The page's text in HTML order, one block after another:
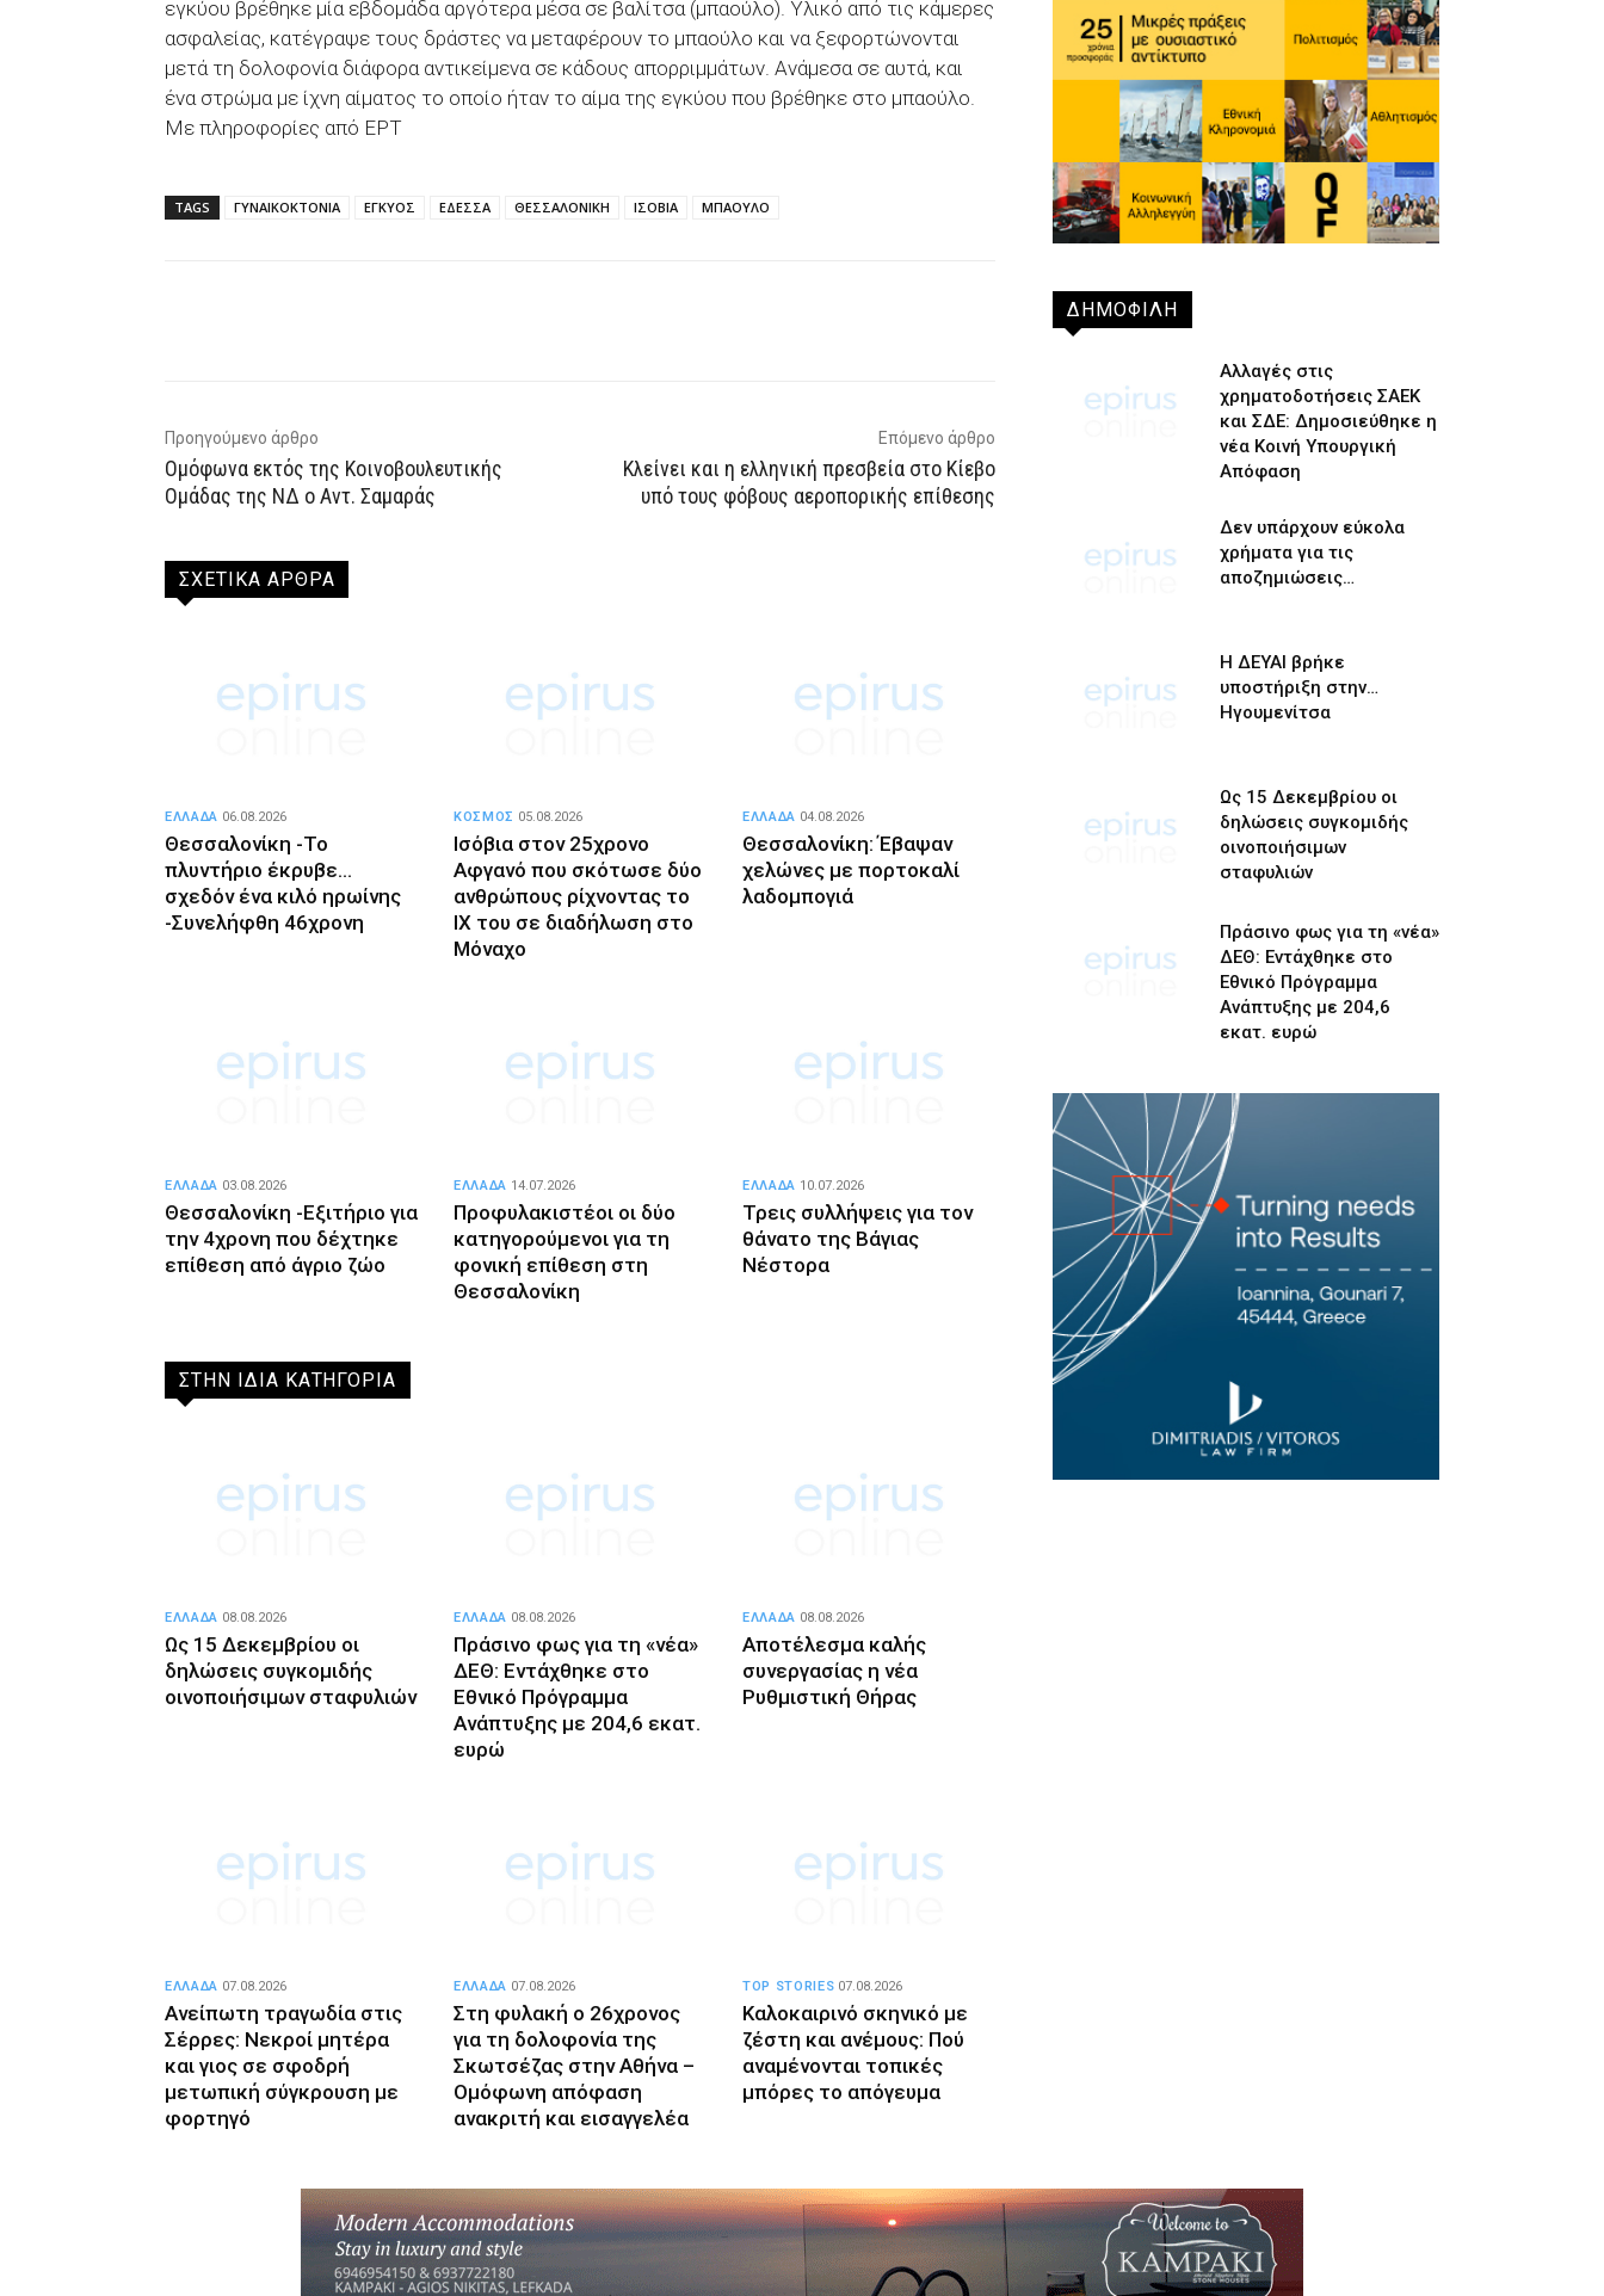
εγκύου βρέθηκε μία εβδομάδα αργότερα μέσα σε βαλίτσα (μπαούλο). Υλικό από τις κάμερες
ασφαλείας, κατέγραψε τους δράστες να μεταφέρουν το μπαούλο και να ξεφορτώνονται
μετά τη δολοφονία διάφορα αντικείμενα σε κάδους απορριμμάτων. Ανάμεσα σε αυτά, και
ένα στρώμα με ίχνη αίματος το οποίο ήταν το αίμα της εγκύου που βρέθηκε στο μπαούλο.
Με πληροφορίες από ΕΡΤ
TAGS ΓΥΝΑΙΚΟΚΤΟΝΙΑ ΕΓΚΥΟΣ ΕΔΕΣΣΑ ΘΕΣΣΑΛΟΝΙΚΗ ΙΣΟΒΙΑ ΜΠΑΟΥΛΟ
Προηγούμενο άρθρο
Ομόφωνα εκτός της Κοινοβουλευτικής
Ομάδας της ΝΔ ο Αντ. Σαμαράς
Επόμενο άρθρο
Κλείνει και η ελληνική πρεσβεία στο Κίεβο
υπό τους φόβους αεροπορικής επίθεσης
ΣΧΕΤΙΚΑ ΑΡΘΡΑ
Θεσσαλονίκη -Το
πλυντήριο έκρυβε…
σχεδόν ένα κιλό ηρωίνης
-Συνελήφθη 46χρονη
ΕΛΛΑΔΑ 06.08.2026
Ισόβια στον 25χρονο
Αφγανό που σκότωσε δύο
ανθρώπους ρίχνοντας το
ΙΧ του σε διαδήλωση στο
Μόναχο
ΚΟΣΜΟΣ 05.08.2026
Θεσσαλονίκη: Έβαψαν
χελώνες με πορτοκαλί
λαδομπογιά
ΕΛΛΑΔΑ 04.08.2026
Θεσσαλονίκη -Εξιτήριο για
την 4χρονη που δέχτηκε
επίθεση από άγριο ζώο
ΕΛΛΑΔΑ 03.08.2026
Προφυλακιστέοι οι δύο
κατηγορούμενοι για τη
φονική επίθεση στη
Θεσσαλονίκη
ΕΛΛΑΔΑ 14.07.2026
Τρεις συλλήψεις για τον
θάνατο της Βάγιας
Νέστορα
ΕΛΛΑΔΑ 10.07.2026
ΣΤΗΝ ΙΔΙΑ ΚΑΤΗΓΟΡΙΑ
Ως 15 Δεκεμβρίου οι
δηλώσεις συγκομιδής
οινοποιήσιμων σταφυλιών
ΕΛΛΑΔΑ 08.08.2026
Πράσινο φως για τη «νέα»
ΔΕΘ: Εντάχθηκε στο
Εθνικό Πρόγραμμα
Ανάπτυξης με 204,6 εκατ.
ευρώ
ΕΛΛΑΔΑ 08.08.2026
Αποτέλεσμα καλής
συνεργασίας η νέα
Ρυθμιστική Θήρας
ΕΛΛΑΔΑ 08.08.2026
Ανείπωτη τραγωδία στις
Σέρρες: Νεκροί μητέρα
και γιος σε σφοδρή
μετωπική σύγκρουση με
φορτηγό
ΕΛΛΑΔΑ 07.08.2026
Στη φυλακή ο 26χρονος
για τη δολοφονία της
Σκωτσέζας στην Αθήνα –
Ομόφωνη απόφαση
ανακριτή και εισαγγελέα
ΕΛΛΑΔΑ 07.08.2026
Καλοκαιρινό σκηνικό με
ζέστη και ανέμους: Πού
αναμένονται τοπικές
μπόρες το απόγευμα
TOP STORIES 07.08.2026
ΔΗΜΟΦΙΛΗ
Αλλαγές στις
χρηματοδοτήσεις ΣΑΕΚ
και ΣΔΕ: Δημοσιεύθηκε η
νέα Κοινή Υπουργική
Απόφαση
Δεν υπάρχουν εύκολα
χρήματα για τις
αποζημιώσεις…
Η ΔΕΥΑΙ βρήκε
υποστήριξη στην…
Ηγουμενίτσα
Ως 15 Δεκεμβρίου οι
δηλώσεις συγκομιδής
οινοποιήσιμων
σταφυλιών
Πράσινο φως για τη «νέα»
ΔΕΘ: Εντάχθηκε στο
Εθνικό Πρόγραμμα
Ανάπτυξης με 204,6
εκατ. ευρώ